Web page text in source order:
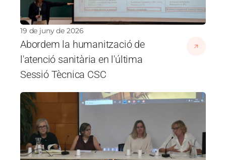
19 de juny de 2026
Abordem la humanització de
l'atenció sanitària en l'última
Sessió Tècnica CSC
Imatge